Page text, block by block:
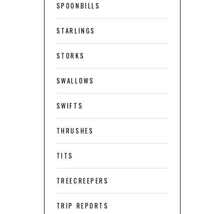
SPOONBILLS
STARLINGS
STORKS
SWALLOWS
SWIFTS
THRUSHES
TITS
TREECREEPERS
TRIP REPORTS